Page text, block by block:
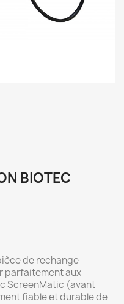
BIOTEC
de rechange
parfaitement aux
ScreenMatic (avant
fiable et durable de